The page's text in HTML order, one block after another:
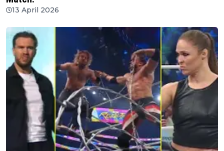
13 April 2026